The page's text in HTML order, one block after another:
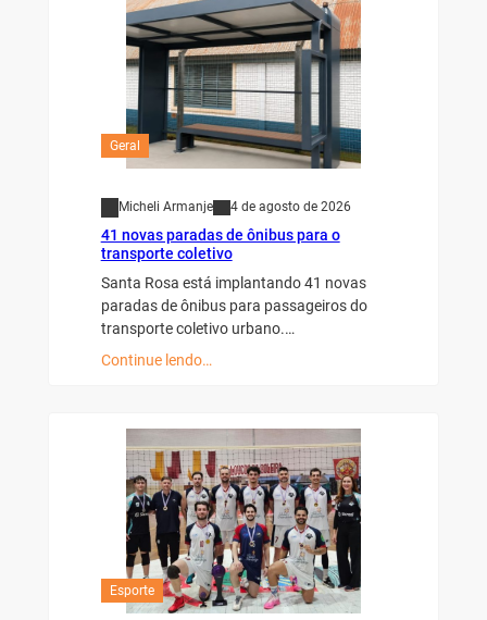
Geral
Micheli Armanje 4 de agosto de 2026
41 novas paradas de ônibus para o
transporte coletivo
Santa Rosa está implantando 41 novas
paradas de ônibus para passageiros do
transporte coletivo urbano.…
Continue lendo…
Esporte